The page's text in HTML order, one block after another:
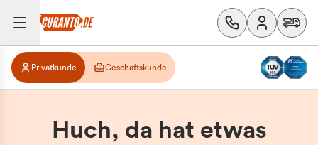
Privatkunde Geschäftskunde
Huch, da hat etwas